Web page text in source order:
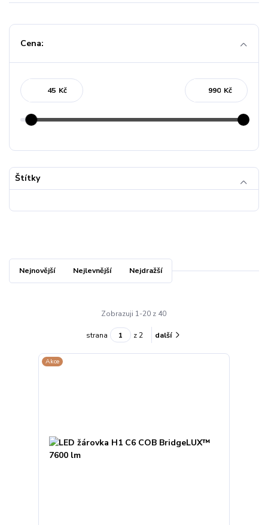
Cena:
Kč Kč
Štítky
Nejnovější Nejlevnější Nejdražší
Zobrazuji 1-20 z 40
strana z 2 další
Akce